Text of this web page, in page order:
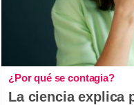
¿Por qué se contagia?
La ciencia explica